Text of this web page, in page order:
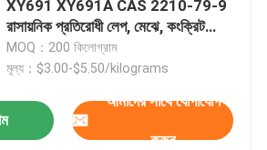
XY691 XY691A CAS 2210-79-9
রাসায়নিক প্রতিরোধী লেপ, মেঝে, কংক্রিট
সিভিল ইঞ্জিনিয়ারিং আঠালো, সাধারণ উদ্দেশ্যে
আঠালো, টুলস, বিশেষায়িত নিরাময় এজেন্ট
MOQ：200 কিলোগ্রাম
মূল্য：$3.00-$5.50/kilograms
আমাদের সাথে যোগাযোগ
করুন